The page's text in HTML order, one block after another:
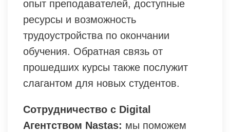
опыт преподавателей, доступные
ресурсы и возможность
трудоустройства по окончании
обучения. Обратная связь от
прошедших курсы также послужит
слагантом для новых студентов.
Сотрудничество с Digital
Агентством Nastas: мы поможем